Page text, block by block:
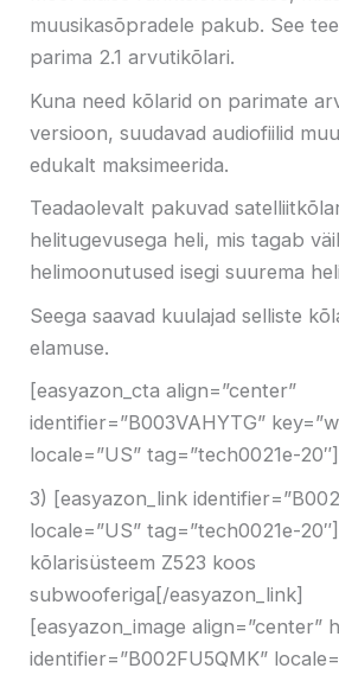
muusikasõpradele pakub. See
parima 2.1 arvutikõlari.
Kuna need kõlarid on parimate
versioon, suudavad audiofiilid
edukalt maksimeerida.
Teadaolevalt pakuvad
helitugevusega heli, mis tagab
helimoonutused isegi suurema
Seega saavad kuulajad selliste
elamuse.
[easyazon_cta align=”center”
identifier=”B003VAHYTG”
locale=”US” tag=”tech0021e-20″]
3) [easyazon_link
locale=”US” tag=”tech0021e-
kõlarisüsteem Z523 koos
subwooferiga[/easyazon_link]
[easyazon_image align=”center”
identifier=”B002FU5QMK”